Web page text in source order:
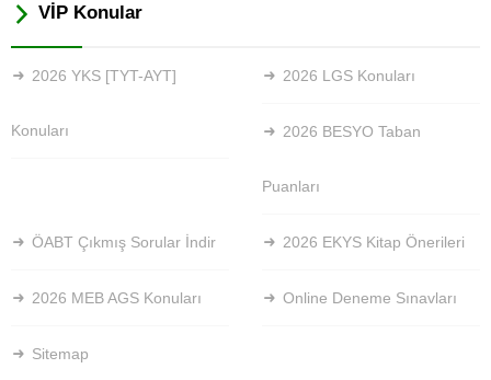
VİP Konular
2026 YKS [TYT-AYT]
Konuları
2026 LGS Konuları
2026 BESYO Taban
Puanları
ÖABT Çıkmış Sorular İndir 2026 EKYS Kitap Önerileri
2026 MEB AGS Konuları Online Deneme Sınavları
Sitemap